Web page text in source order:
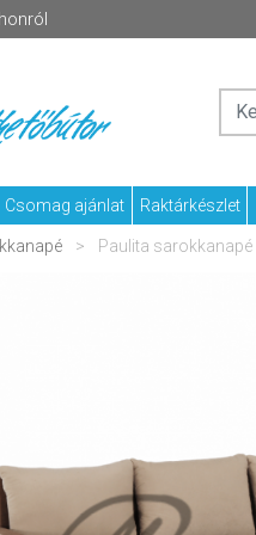
Csomag ajánlat Raktárkészlet
Paulita sarokkanapé